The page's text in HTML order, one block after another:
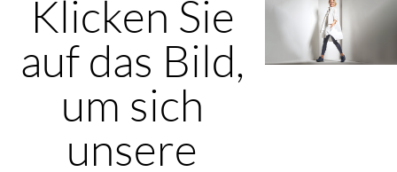
Klicken Sie
auf das Bild,
um sich
unsere